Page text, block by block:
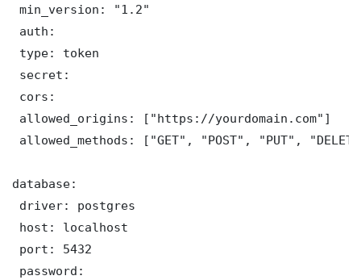
min_version: "1.2"
auth:
type: token
secret:
cors:
allowed_origins: ["https://yourdomain.com"]
allowed_methods: ["GET", "POST", "PUT",
database:
driver: postgres
host: localhost
port: 5432
password: